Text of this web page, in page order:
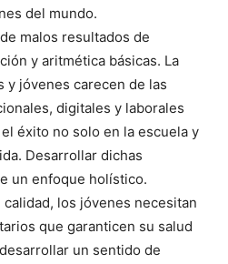
del mundo.
malos resultados de
y aritmética básicas. La
y jóvenes carecen de las
digitales y laborales
éxito no solo en la escuela y
Desarrollar dichas
un enfoque holístico.
los jóvenes necesitan
que garanticen su salud
un sentido de